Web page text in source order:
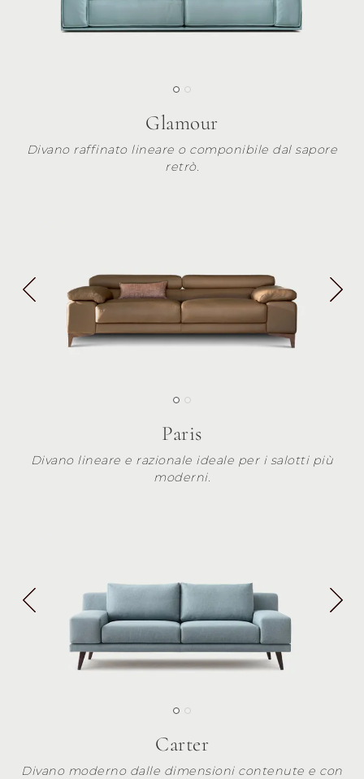
Glamour
Divano raffinato lineare o componibile dal sapore
retrò.
Paris
Divano lineare e razionale ideale per i salotti più
moderni.
Carter
Divano moderno dalle dimensioni contenute e con